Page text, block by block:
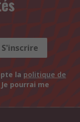
S'inscrire
la politique de
Je pourrai me